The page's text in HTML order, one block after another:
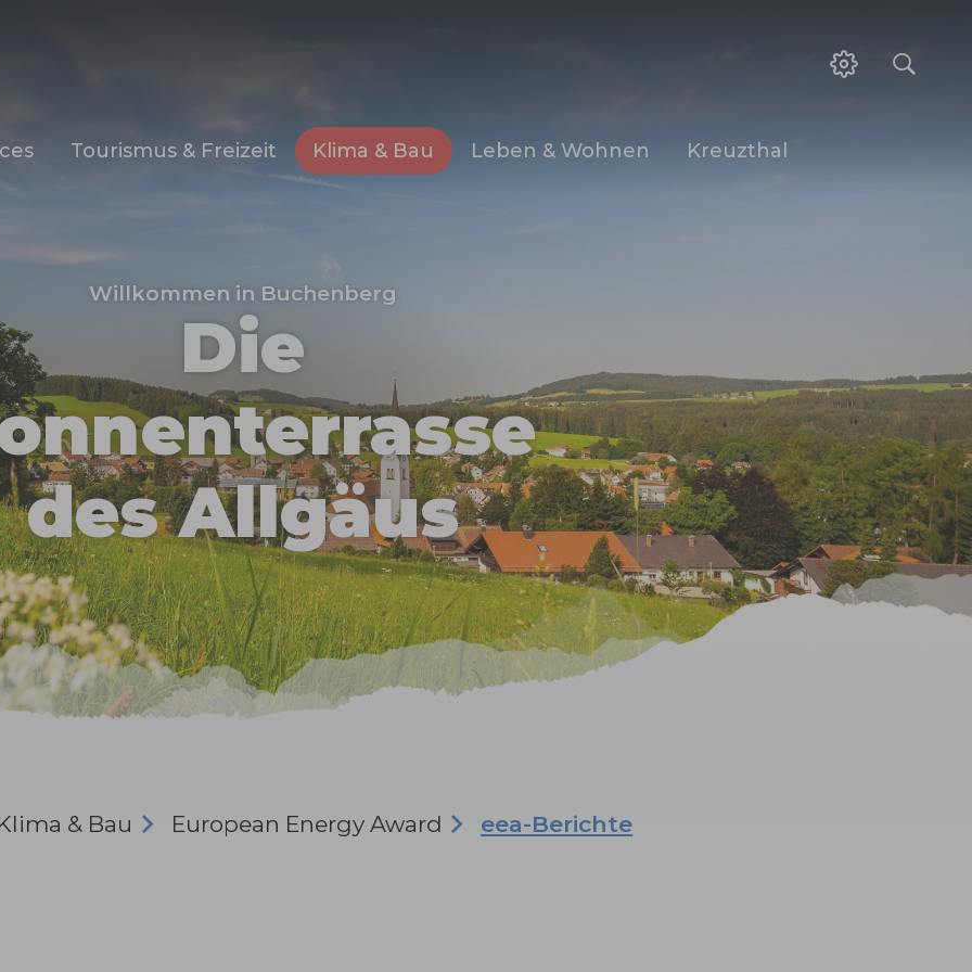
Tourismus & Freizeit Klima & Bau Leben & Wohnen Kreuzthal
Die
des Allgäus
Willkommen in Buchenberg
& Bau European Energy Award eea-Berichte